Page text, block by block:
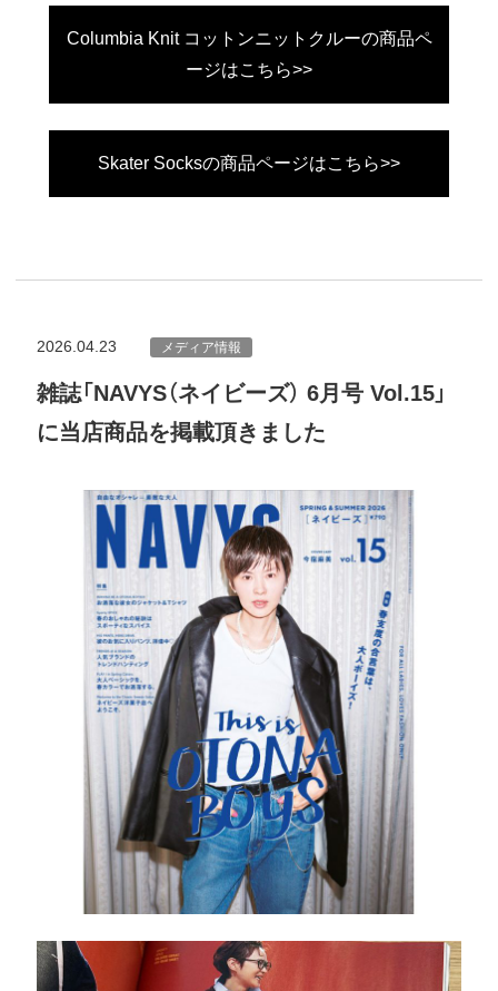
Columbia Knit コットンニットクルーの商品ペ
ージはこちら>>
Skater Socksの商品ページはこちら>>
2026.04.23 メディア情報
雑誌「NAVYS（ネイビーズ） 6月号 Vol.15」
に当店商品を掲載頂きました